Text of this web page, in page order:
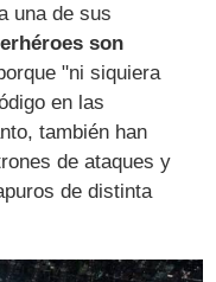
una de sus
son
"ni siquiera
en las
también han
de ataques y
de distinta